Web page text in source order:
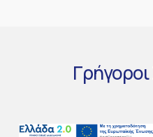
Γρήγοροι